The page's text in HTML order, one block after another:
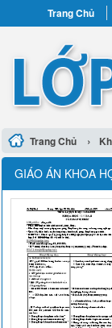
Trang Chủ
Trang Chủ ›
GIÁO ÁN KHOA